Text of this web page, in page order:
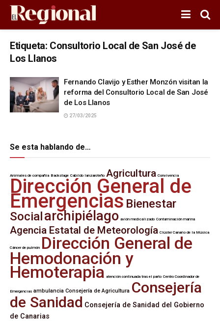
Etiqueta: Consultorio Local de San José de
Los Llanos
Fernando Clavijo y Esther Monzón visitan la
reforma del Consultorio Local de San José
de Los Llanos
27/03/2025
Se esta hablando de…
Animales de compañía Backstage Cabildo lanzaroteño Agricultura Convivencia
Dirección General de
Emergencias Bienestar
Social archipiélago avión medicalizado Contaminación marina
Agencia Estatal de Meteorología Clúster Canario de la Música
Cáncer de pulmón Dirección General de
Hemodonación y
Hemoterapia atención continuada tras el parto Centro Coordinador de
Emergencias ambulancia Consejería de Agricultura Consejería
de Sanidad Consejería de Sanidad del Gobierno
de Canarias